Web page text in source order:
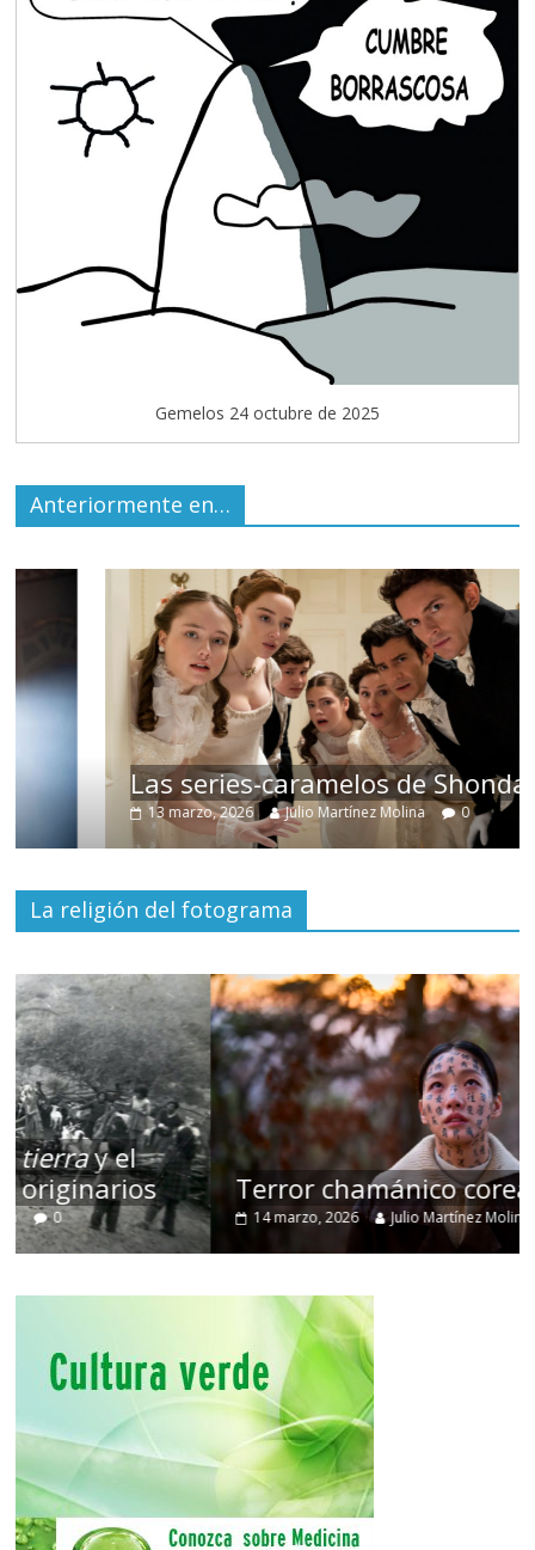
Gemelos 24 octubre de 2025
Anteriormente en…
Las series-caramelos de Shondaland
13 marzo, 2026 Julio Martínez Molina 0
La religión del fotograma
Terror chamánico coreano
14 marzo, 2026 Julio Martínez Molina 0